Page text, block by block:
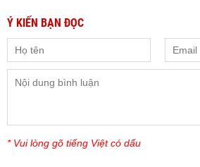
Ý KIẾN BẠN ĐỌC
* Vui lòng gõ tiếng Việt có dấu